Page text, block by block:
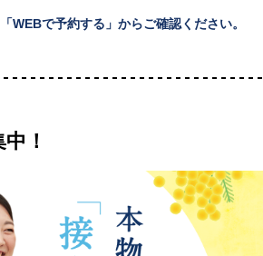
WEBで予約する」からご確認ください。
！